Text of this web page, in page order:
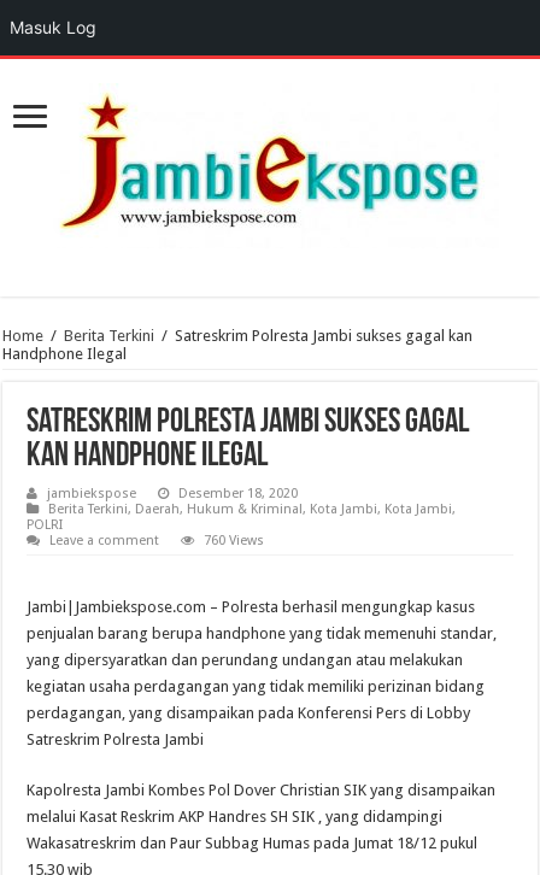
Home / Berita Terkini / Satreskrim Polresta Jambi sukses gagal kan
Handphone Ilegal
Satreskrim Polresta Jambi sukses gagal
kan Handphone Ilegal
jambiekspose
Desember 18, 2020
Berita Terkini, Daerah, Hukum & Kriminal, Kota Jambi, Kota Jambi,
POLRI
Leave a comment
760 Views
Jambi|Jambiekspose.com – Polresta berhasil mengungkap kasus
penjualan barang berupa handphone yang tidak memenuhi standar,
yang dipersyaratkan dan perundang undangan atau melakukan
kegiatan usaha perdagangan yang tidak memiliki perizinan bidang
perdagangan, yang disampaikan pada Konferensi Pers di Lobby
Satreskrim Polresta Jambi
Kapolresta Jambi Kombes Pol Dover Christian SIK yang disampaikan
melalui Kasat Reskrim AKP Handres SH SIK , yang didampingi
Wakasatreskrim dan Paur Subbag Humas pada Jumat 18/12 pukul
15.30 wib
Masuk Log